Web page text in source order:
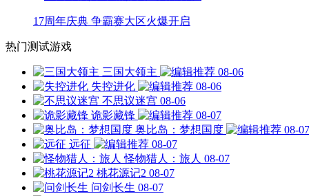
17周年庆典 争霸赛大区火爆开启
热门测试游戏
三国大领主
08-06
失控进化
08-06
不思议迷宫 08-06
诡影藏锋
08-07
奥比岛：梦想国度
08-07
远征
08-07
怪物猎人：旅人 08-07
桃花源记2 08-07
问剑长生 08-07